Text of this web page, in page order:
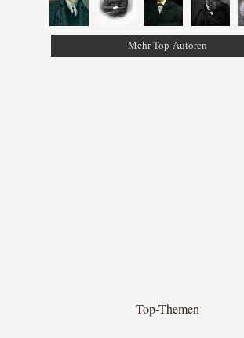
Mehr Top-Autoren
Top-Themen